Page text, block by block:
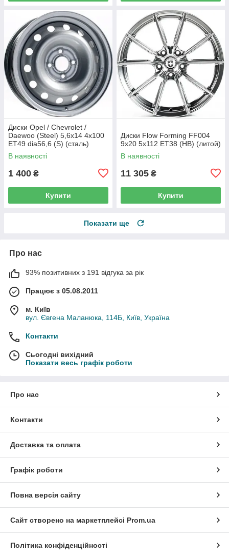
Диски Opel / Chevrolet /
Daewoo (Steel) 5,6x14 4x100
ET49 dia56,6 (S) (сталь)
В наявності
1 400 ₴
Купити
Диски Flow Forming FF004
9x20 5x112 ET38 (HB) (литой)
В наявності
11 305 ₴
Купити
Показати ще
Про нас
93% позитивних з 191 відгука за рік
Працює з 05.08.2011
м. Київ
вул. Євгена Маланюка, 114Б, Київ, Україна
Контакти
Сьогодні вихідний
Показати весь графік роботи
Про нас
Контакти
Доставка та оплата
Графік роботи
Повна версія сайту
Сайт створено на маркетплейсі Prom.ua
Політика конфіденційності